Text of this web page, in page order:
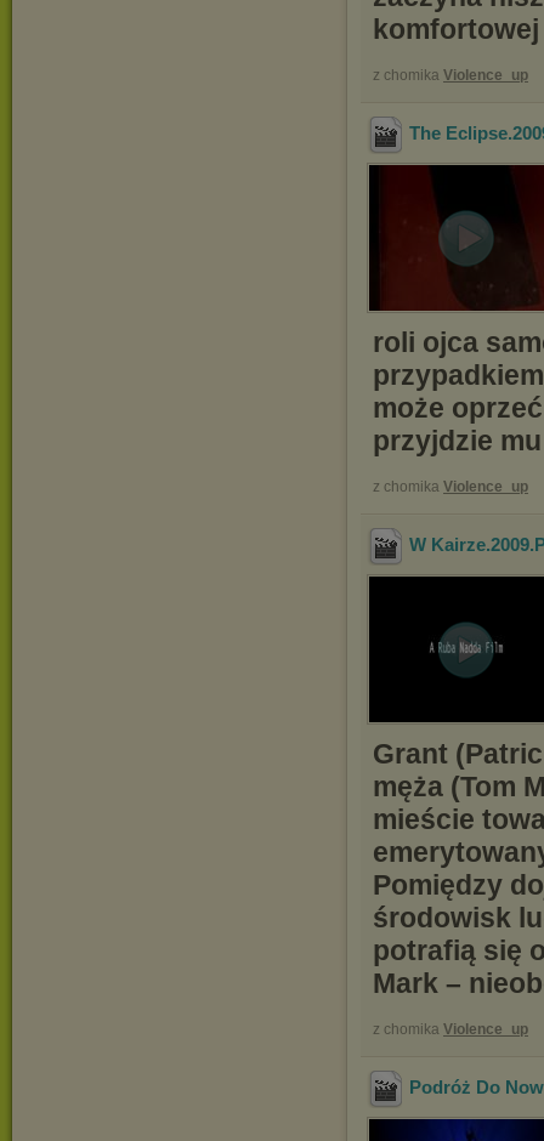
z chomika Violence_up
The
roli ojca
może
przyjdzie
z chomika Violence_up
W
Grant
męża (Tom
mieście
Pomiędzy
środowisk
potrafią się
Mark –
z chomika Violence_up
Podróż Do